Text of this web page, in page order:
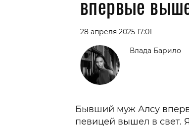
впервые
28 апреля 2025 17:01
Влада Барило
Бывший муж Алсу
певицей вышел в свет.